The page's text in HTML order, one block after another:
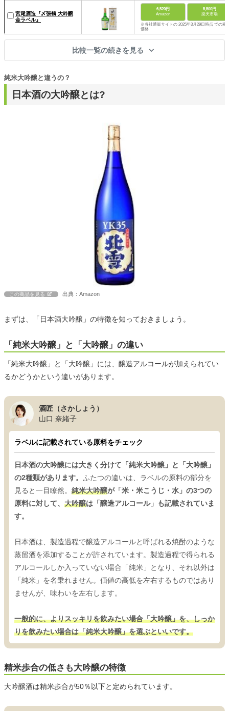
宮尾酒造『〆張鶴 大吟醸
金ラベル』
6,520円
Amazon
5,500円
楽天市場
※各社通販サイトの 2025年3月29日時点 での税
価格
比較一覧の続きを見る
日本酒の大吟醸とは?
純米大吟醸と違うの？
この商品を見る 出典：Amazon
まずは、「日本酒大吟醸」の特徴を知っておきましょう。
「純米大吟醸」と「大吟醸」の違い
「純米大吟醸」と「大吟醸」には、醸造アルコールが加えられてい
るかどうかという違いがあります。
酒匠（さかしょう）
山口 奈緒子
ラベルに記載されている原料をチェック
日本酒の大吟醸には大きく分けて「純米大吟醸」と「大吟醸」
の2種類があります。 ふたつの違いは、ラベルの原料の部分を
見ると一目瞭然。 純米大吟醸が「米・米こうじ・水」の3つの
原料に対して、 大吟醸は「醸造アルコール」も記載されていま
す。
日本酒は、製造過程で醸造アルコールと呼ばれる焼酎のような
蒸留酒を添加することが許されています。製造過程で得られる
アルコールしか入っていない場合「純米」となり、それ以外は
「純米」を名乗れません。価値の高低を左右するものではあり
ませんが、味わいを左右します。
一般的に、よりスッキリを飲みたい場合「大吟醸」を、しっか
りを飲みたい場合は「純米大吟醸」を選ぶといいです。
精米歩合の低さも大吟醸の特徴
大吟醸酒は精米歩合が50％以下と定められています。